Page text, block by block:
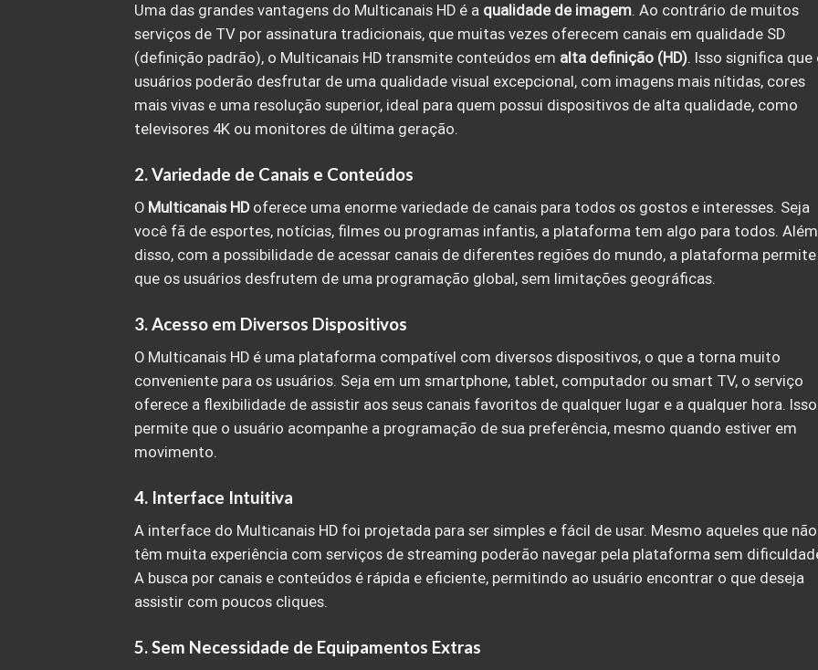
Uma das grandes vantagens do Multicanais HD é a qualidade de imagem. Ao contrário de muitos
serviços de TV por assinatura tradicionais, que muitas vezes oferecem canais em qualidade SD
(definição padrão), o Multicanais HD transmite conteúdos em alta definição (HD). Isso significa que
usuários poderão desfrutar de uma qualidade visual excepcional, com imagens mais nítidas, cores
mais vivas e uma resolução superior, ideal para quem possui dispositivos de alta qualidade, como
televisores 4K ou monitores de última geração.
2.Variedade de Canais e Conteúdos
O Multicanais HDoferece uma enorme variedade de canais para todos os gostos e interesses. Seja
você fã de esportes, notícias, filmes ou programas infantis, a plataforma tem algo para todos. Além
disso, com a possibilidade de acessar canais de diferentes regiões do mundo, a plataforma permite
que os usuários desfrutem de uma programação global, sem limitações geográficas.
3.Acesso em Diversos Dispositivos
O Multicanais HD é uma plataforma compatível com diversos dispositivos, o que a torna muito
conveniente para os usuários. Seja em um smartphone, tablet, computador ou smart TV, o serviço
oferece a flexibilidade de assistir aos seus canais favoritos de qualquer lugar e a qualquer hora. Isso
permite que o usuário acompanhe a programação de sua preferência, mesmo quando estiver em
movimento.
4. Interface Intuitiva
A interface do Multicanais HD foi projetada para ser simples e fácil de usar. Mesmo aqueles que não
têm muita experiência com serviços de streaming poderão navegar pela plataforma sem
A busca por canais e conteúdos é rápida e eficiente, permitindo ao usuário encontrar o que deseja
assistir com poucos cliques.
5.Sem Necessidade de Equipamentos Extras